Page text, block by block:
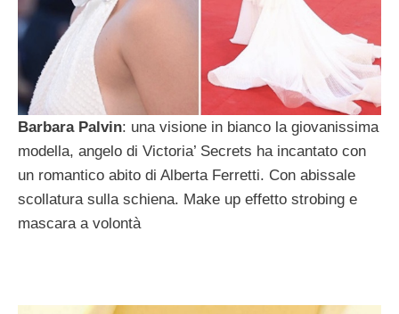
Barbara Palvin: una visione in bianco la giovanissima
modella, angelo di Victoria’ Secrets ha incantato con
un romantico abito di Alberta Ferretti. Con abissale
scollatura sulla schiena. Make up effetto strobing e
mascara a volontà